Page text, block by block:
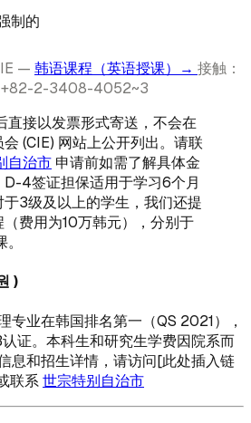
制的
— 韩语课程（英语授课）→ 接触：
+82-2-3408-4052~3
直接以发票形式寄送，不会在
(CIE) 网站上公开列出。请联
自治市 申请前如需了解具体金
4签证担保适用于学习6个月
3级及以上的学生，我们还提
费用为10万韩元），分别于
)
专业在韩国排名第一（QS 2021），
证。本科生和研究生学费因院系而
息和招生详情，请访问[此处插入链
联系世宗特别自治市